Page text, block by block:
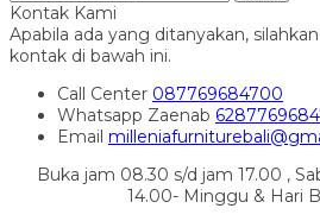
Kontak Kami
Apabila ada yang ditanyakan,
kontak di bawah ini.
Call Center 087769684700
Whatsapp Zaenab
Email
Buka jam 08.30 s/d jam 17.00 ,
14.00- Minggu & Hari